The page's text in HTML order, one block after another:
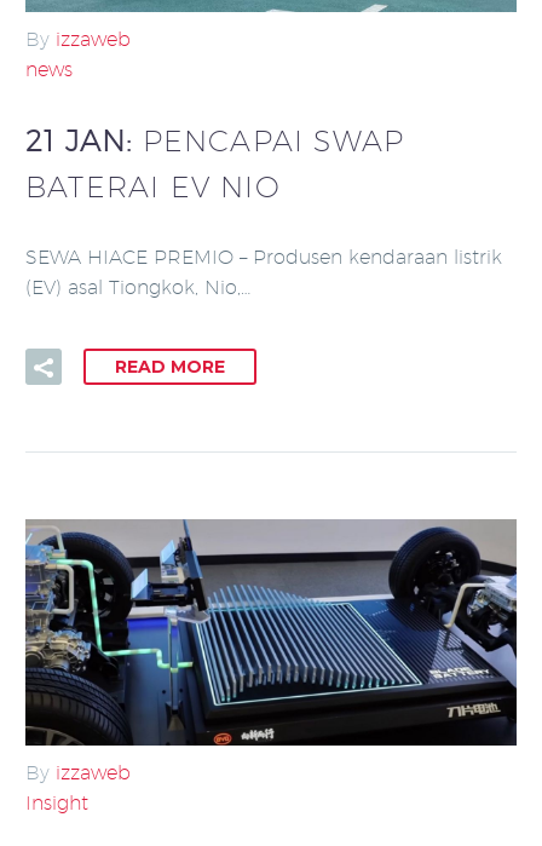
By izzaweb
news
21 JAN: PENCAPAI SWAP
BATERAI EV NIO
SEWA HIACE PREMIO – Produsen kendaraan listrik
(EV) asal Tiongkok, Nio,…
READ MORE
By izzaweb
Insight